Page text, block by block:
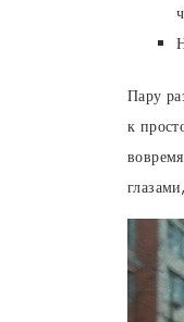
Пару
к